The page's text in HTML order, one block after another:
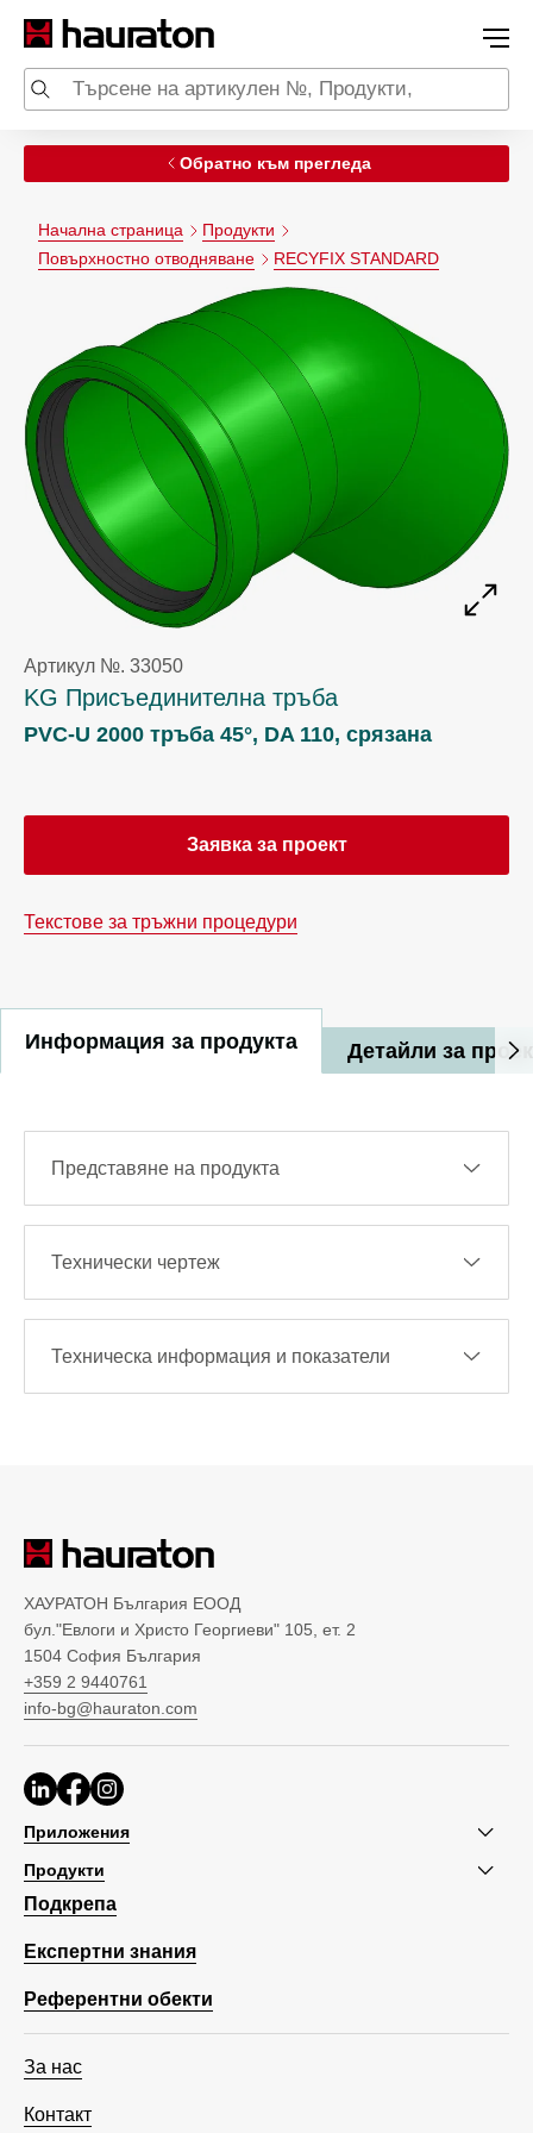
Обратно към прегледа
Начална страница
Продукти
Повърхностно отводняване
RECYFIX STANDARD
Артикул №. 33050
KG Присъединителна тръба
PVC-U 2000 тръба 45°, DA 110, срязана
Заявка за проект
Текстове за тръжни процедури
Информация за продукта Детайли за
Представяне на продукта
Технически чертеж
Техническа информация и показатели
ХАУРАТОН България ЕООД
бул."Евлоги и Христо Георгиеви" 105, ет. 2
1504 София България
+359 2 9440761
info-bg@hauraton.com
Приложения
Продукти
Подкрепа
Експертни знания
Референтни обекти
За нас
Контакт